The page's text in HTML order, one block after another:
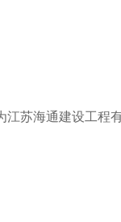
苏海通建设工程